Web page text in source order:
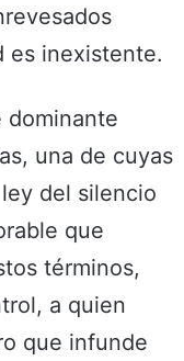
es inexistente.
dominante
una de cuyas
del silencio
que
términos,
a quien
que infunde